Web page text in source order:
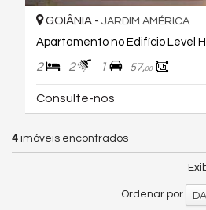
GOIÂNIA - JARDIM AMÉRICA
Apartamento no Edifício Level
2 2 1 57,00
Consulte-nos
4 imóveis encontrados
Ordenar por